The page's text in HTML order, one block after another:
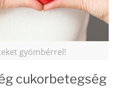
gyömbérrel!
cukorbetegség